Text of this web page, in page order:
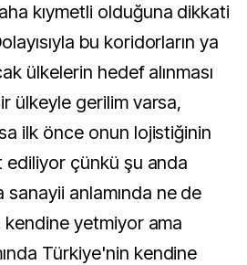
kıymetli olduğuna dikkati
bu koridorların ya
ülkelerin hedef alınması
ülkeyle gerilim varsa,
ilk önce onun lojistiğinin
ediliyor çünkü şu anda
anlamında ne de
yetmiyor ama
Türkiye'nin kendine